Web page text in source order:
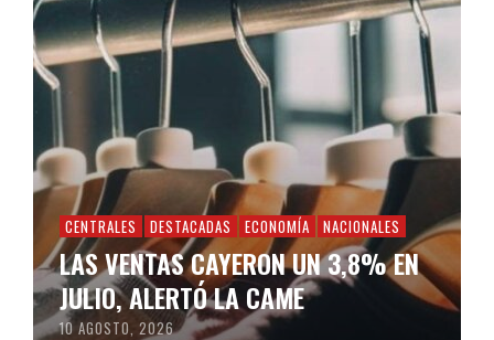
CENTRALES DESTACADAS ECONOMÍA NACIONALES
LAS VENTAS CAYERON UN 3,8% EN
JULIO, ALERTÓ LA CAME
10 AGOSTO, 2026